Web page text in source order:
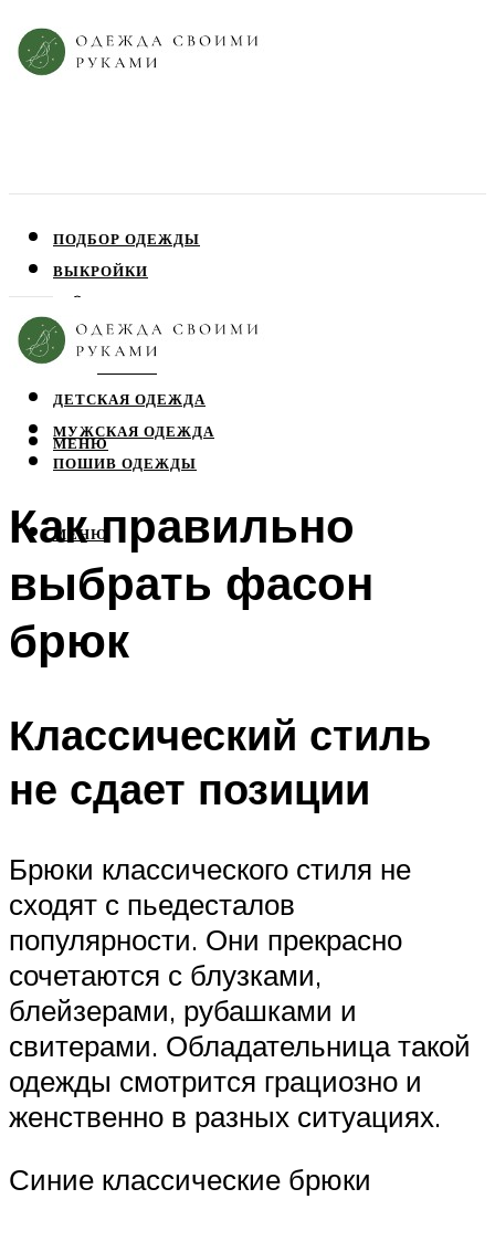
ПОДБОР ОДЕЖДЫ
ВЫКРОЙКИ
ЮБКИ
ДЕТСКАЯ ОДЕЖДА
МУЖСКАЯ ОДЕЖДА
ПОШИВ ОДЕЖДЫ
МЕНЮ
МЕНЮ
Как правильно
выбрать фасон
брюк
Классический стиль
не сдает позиции
Брюки классического стиля не
сходят с пьедесталов
популярности. Они прекрасно
сочетаются с блузками,
блейзерами, рубашками и
свитерами. Обладательница такой
одежды смотрится грациозно и
женственно в разных ситуациях.
Синие классические брюки